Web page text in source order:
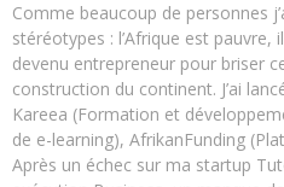
Comme beaucoup de personnes
stéréotypes : l’Afrique est pauvre,
devenu entrepreneur pour briser
construction du continent. J’ai
Kareea (Formation et
de e-learning), AfrikanFunding
Après un échec sur ma startup